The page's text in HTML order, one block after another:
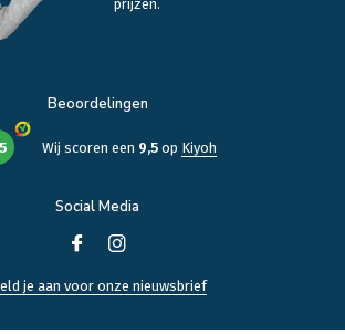
prijzen.
Beoordelingen
Wij scoren een 9,5op Kiyoh
Social Media
je aan voor onze nieuwsbrief